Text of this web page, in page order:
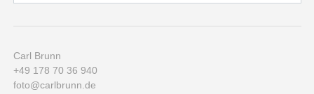
Carl Brunn
+49 178 70 36 940
foto@carlbrunn.de